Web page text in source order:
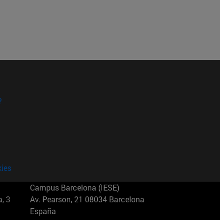
3
Campus Barcelona (IESE)
Av. Pearson, 21 08034 Barcelona
España